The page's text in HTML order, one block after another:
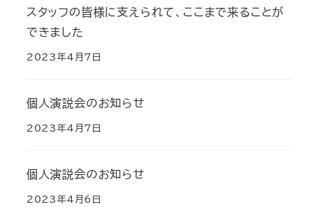
スタッフの皆様に支えられて、ここまで来ることが
できました
2023年4月7日
個人演説会のお知らせ
2023年4月7日
個人演説会のお知らせ
2023年4月6日